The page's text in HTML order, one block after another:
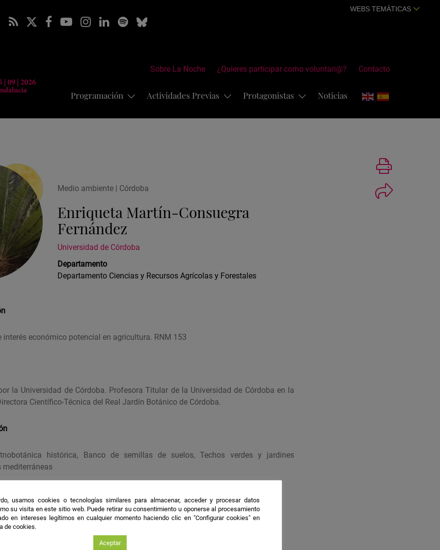
WEBS TEMÁTICAS
Sobre La Noche ¿Quieres participar como voluntari@? Contacto
Programación Actividades Previas Protagonistas Noticias
Medio ambiente | Córdoba
Enriqueta Martín-Consuegra
Fernández
Universidad de Córdoba
Departamento
Departamento Ciencias y Recursos Agrícolas y Forestales
interés económico potencial en agricultura. RNM 153
la Universidad de Córdoba. Profesora Titular de la Universidad de Córdoba en la
Científico-Técnica del Real Jardín Botánico de Córdoba.
histórica, Banco de semillas de suelos, Techos verdes y jardines
mediterráneas
de los jardines de Madinat al-Zahra a partir del polen
Flora de al-Andalus
suelos: Proyecto de investigación de erosión de suelos en olivar
usamos cookies o tecnologías similares para almacenar, acceder y procesar datos
su visita en este sitio web. Puede retirar su consentimiento u oponerse al procesamiento
en intereses legítimos en cualquier momento haciendo clic en "Configurar cookies" en
de cookies.
Aceptar